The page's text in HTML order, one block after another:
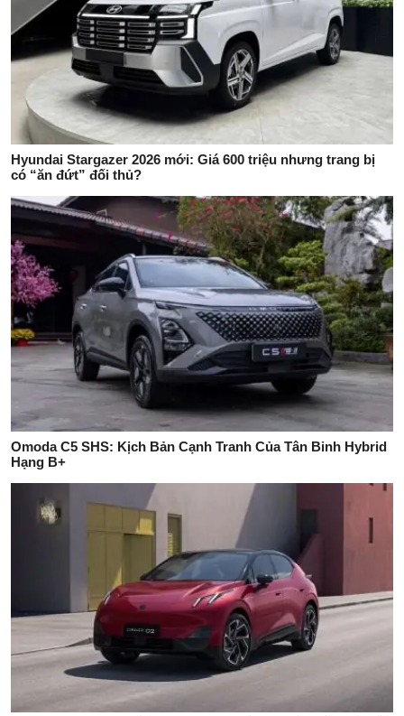
Hyundai Stargazer 2026 mới: Giá 600 triệu nhưng trang bị
có “ăn đứt” đối thủ?
Omoda C5 SHS: Kịch Bản Cạnh Tranh Của Tân Binh Hybrid
Hạng B+